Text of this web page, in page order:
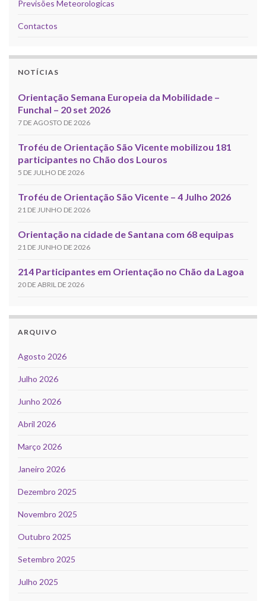
Previsões Meteorologicas
Contactos
NOTÍCIAS
Orientação Semana Europeia da Mobilidade –
Funchal – 20 set 2026
7 DE AGOSTO DE 2026
Troféu de Orientação São Vicente mobilizou 181
participantes no Chão dos Louros
5 DE JULHO DE 2026
Troféu de Orientação São Vicente – 4 Julho 2026
21 DE JUNHO DE 2026
Orientação na cidade de Santana com 68 equipas
21 DE JUNHO DE 2026
214 Participantes em Orientação no Chão da Lagoa
20 DE ABRIL DE 2026
ARQUIVO
Agosto 2026
Julho 2026
Junho 2026
Abril 2026
Março 2026
Janeiro 2026
Dezembro 2025
Novembro 2025
Outubro 2025
Setembro 2025
Julho 2025